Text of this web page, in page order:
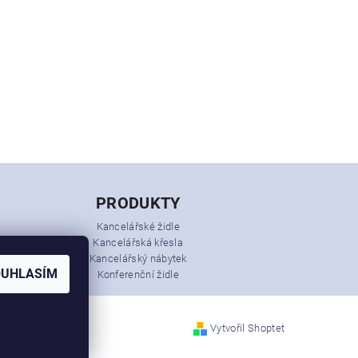
PRODUKTY
Kancelářské židle
Kancelářská křesla
Kancelářský nábytek
Konferenční židle
Vytvořil Shoptet